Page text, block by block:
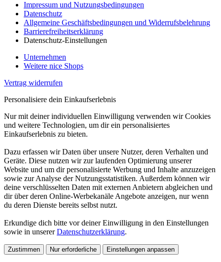
Impressum und Nutzungsbedingungen
Datenschutz
Allgemeine Geschäftsbedingungen und Widerrufsbelehrung
Barrierefreiheitserklärung
Datenschutz-Einstellungen
Unternehmen
Weitere nice Shops
Vertrag widerrufen
Personalisiere dein Einkaufserlebnis
Nur mit deiner individuellen Einwilligung verwenden wir Cookies
und weitere Technologien, um dir ein personalisiertes
Einkaufserlebnis zu bieten.
Dazu erfassen wir Daten über unsere Nutzer, deren Verhalten und
Geräte. Diese nutzen wir zur laufenden Optimierung unserer
Website und um dir personalisierte Werbung und Inhalte anzuzeigen
sowie zur Analyse der Nutzungsstatistiken. Außerdem können wir
deine verschlüsselten Daten mit externen Anbietern abgleichen und
dir über deren Online-Werbekanäle Angebote anzeigen, nur wenn
du deren Dienste bereits selbst nutzt.
Erkundige dich bitte vor deiner Einwilligung in den Einstellungen
sowie in unsererDatenschutzerklärung.
Zustimmen Nur erforderliche Einstellungen anpassen